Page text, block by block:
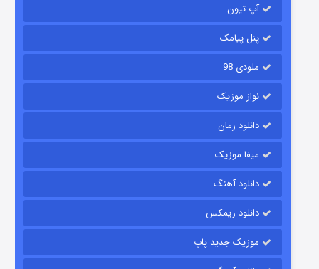
رویایی برای تو
قسمت
آپ تیون
پنل پیامک
ملودی 98
نواز موزیک
دانلود رمان
میفا موزیک
دانلود آهنگ
دانلود ریمکس
موزیک جدید پاپ